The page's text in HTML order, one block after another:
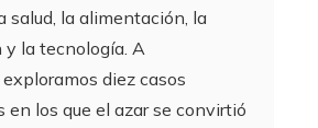
salud, la alimentación, la
y la tecnología. A
diez casos
en los que el azar se convirtió